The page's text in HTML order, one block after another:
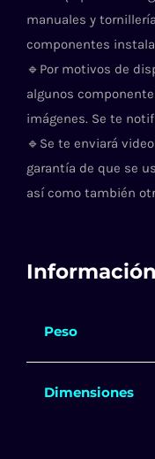
manuales y
componentes
🔹 Por motivos de
algunos
imágenes. Se te
🔹 Se te enviará
garantía de que se
así como también
Peso
Dimensiones